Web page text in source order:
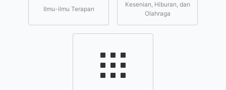
Ilmu-ilmu Terapan
Kesenian, Hiburan, dan
Olahraga